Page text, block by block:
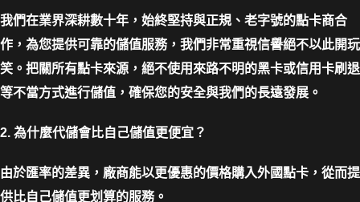
我們在業界深耕數十年，始終堅持與正規、老字號的點卡商合
作，為您提供可靠的儲值服務，我們非常重視信譽絕不以此開玩
笑。把關所有點卡來源，絕不使用來路不明的黑卡或信用卡刷退
等不當方式進行儲值，確保您的安全與我們的長遠發展。
2. 為什麼代儲會比自己儲值更便宜？
由於匯率的差異，廠商能以更優惠的價格購入外國點卡，從而提
供比自己儲值更划算的服務。